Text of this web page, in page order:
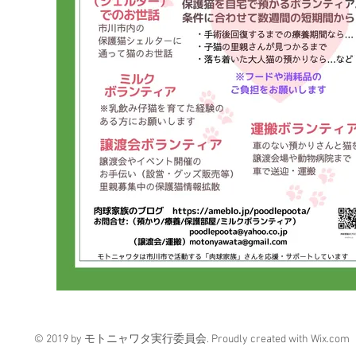
© 2019 by モトニャワタ実行委員会. Proudly created with Wix.com